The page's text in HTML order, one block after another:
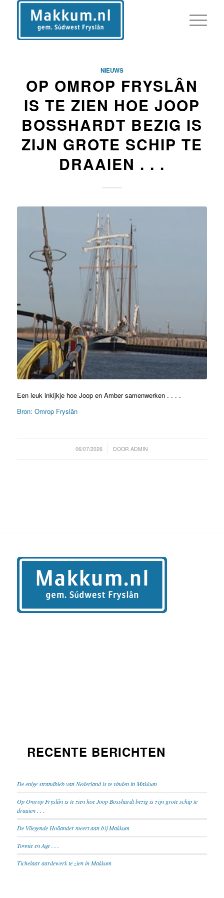
NIEUWS
OP OMROP FRYSLÂN
IS TE ZIEN HOE JOOP
BOSSHARDT BEZIG IS
ZIJN GROTE SCHIP TE
DRAAIEN . . .
Een leuk inkijkje hoe Joop en Amber samenwerken . . . .
Bron: Omrop Fryslân
06/07/2026
/ DOORADMIN
RECENTE BERICHTEN
De enige strandbieb van Nederland is te vinden in Makkum
Op Omrop Fryslân is te zien hoe Joop Bosshardt bezig is zijn grote schip te
draaien . . .
De Vliegende Hollander meert aan bij Makkum
Tonnie en Age . . .
Tichelaar aardewerk te zien in Makkum